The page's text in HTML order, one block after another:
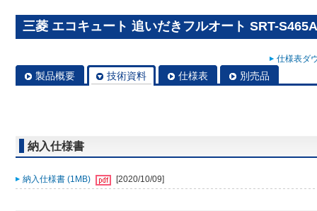
三菱 エコキュート 追いだきフルオート SRT-
仕様表ダ
製品概要 技術資料 仕様表 別売品
納入仕様書
納入仕様書 (1MB) [2020/10/09]